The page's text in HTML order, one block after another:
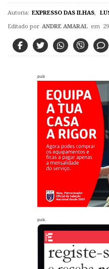
Autoria: EXPRESSO DAS ILHAS
Editado por ANDRE AMARAL em 29
pub
pub.